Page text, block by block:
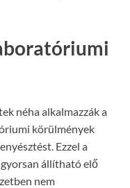
néha alkalmazzák a
körülmények
Ezzel a
állítható elő
nem